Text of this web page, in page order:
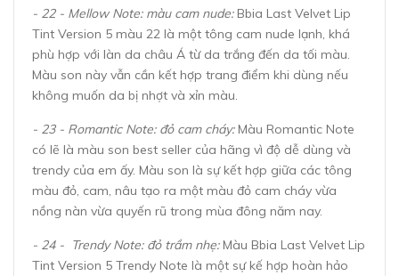
- 22 - Mellow Note: màu cam nude:Bbia Last Velvet Lip
Tint Version 5 màu 22 là một tông cam nude lạnh, khá
phù hợp với làn da châu Á từ da trắng đến da tối màu.
Màu son này vẫn cần kết hợp trang điểm khi dùng nếu
không muốn da bị nhợt và xỉn màu.
- 23 - Romantic Note: đỏ cam cháy:Màu Romantic Note
có lẽ là màu son best seller của hãng vì độ dễ dùng và
trendy của em ấy. Màu son là sự kết hợp giữa các tông
màu đỏ, cam, nâu tạo ra một màu đỏ cam cháy vừa
nồng nàn vừa quyến rũ trong mùa đông năm nay.
- 24 - Trendy Note: đỏ trầm nhẹ:Màu Bbia Last Velvet Lip
Tint Version 5 Trendy Note là một sự kế hợp hoàn hảo